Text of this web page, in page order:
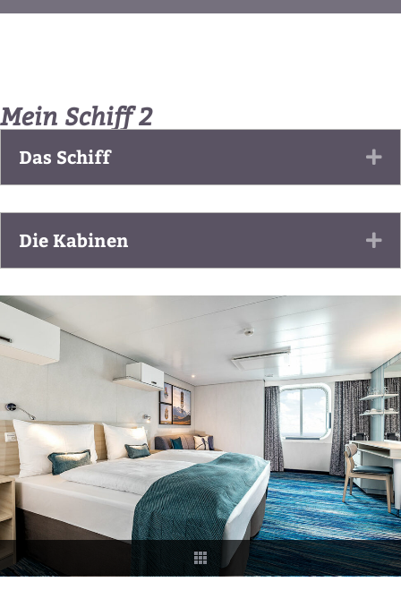
Mein Schiff 2
Das Schiff
Die Kabinen